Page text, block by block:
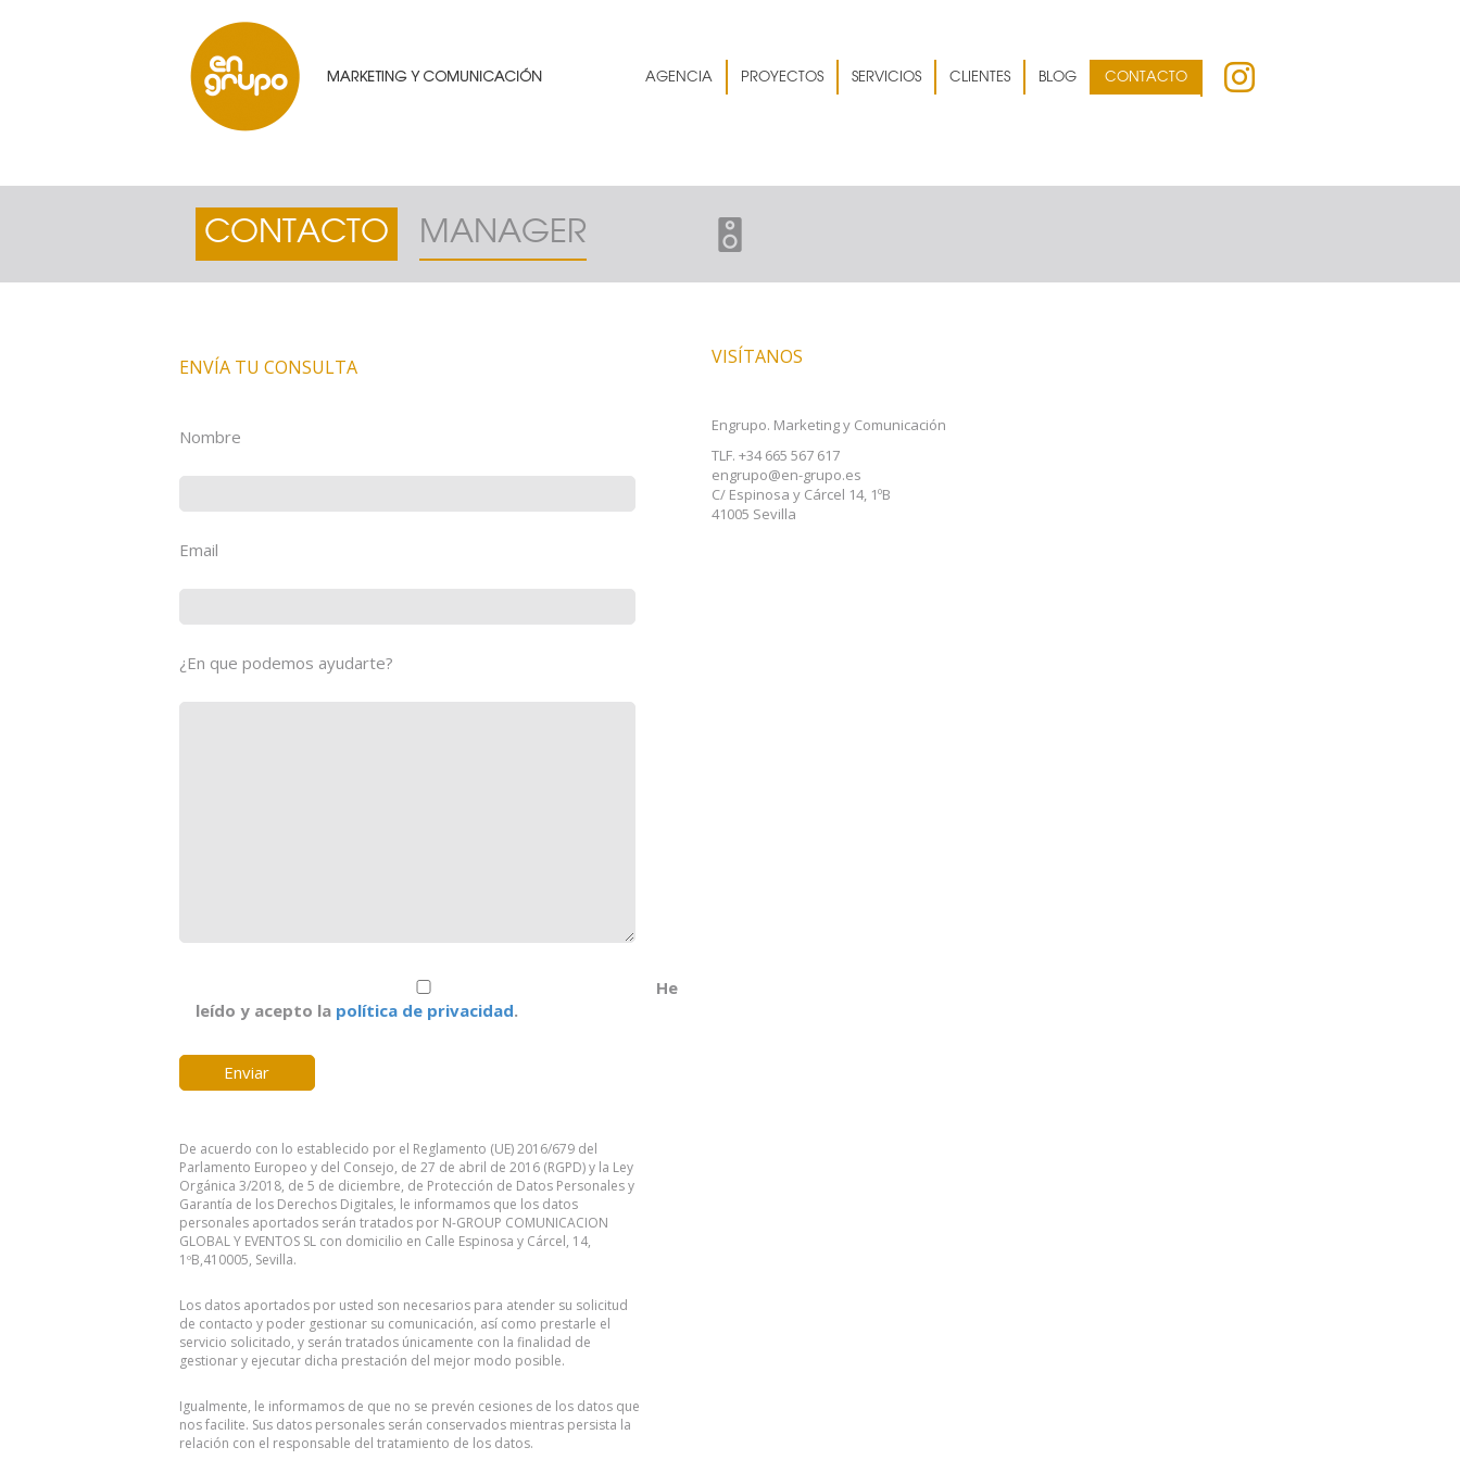
AGENCIA PROYECTOS SERVICIOS CLIENTES BLOG CONTACTO
CONTACTO MANAGER
ENVÍA TU CONSULTA
Nombre
Email
¿En que podemos ayudarte?
He
leído y acepto la política de privacidad.
De acuerdo con lo establecido por el Reglamento (UE) 2016/679 del
Parlamento Europeo y del Consejo, de 27 de abril de 2016 (RGPD) y la Ley
Orgánica 3/2018, de 5 de diciembre, de Protección de Datos Personales y
Garantía de los Derechos Digitales, le informamos que los datos
personales aportados serán tratados por N-GROUP COMUNICACION
GLOBAL Y EVENTOS SL con domicilio en Calle Espinosa y Cárcel, 14,
1ºB,410005, Sevilla.
Los datos aportados por usted son necesarios para atender su solicitud
de contacto y poder gestionar su comunicación, así como prestarle el
servicio solicitado, y serán tratados únicamente con la finalidad de
gestionar y ejecutar dicha prestación del mejor modo posible.
Igualmente, le informamos de que no se prevén cesiones de los datos que
nos facilite. Sus datos personales serán conservados mientras persista la
relación con el responsable del tratamiento de los datos.
VISÍTANOS
Engrupo. Marketing y Comunicación
TLF. +34 665 567 617
engrupo@en-grupo.es
C/ Espinosa y Cárcel 14, 1ºB
41005 Sevilla